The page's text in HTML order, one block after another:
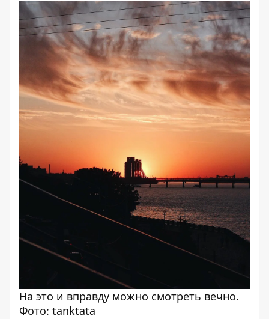
На это и вправду можно смотреть вечно.
Фото: tanktata